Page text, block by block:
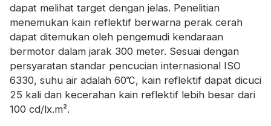
dapat melihat target dengan jelas. Penelitian
menemukan kain reflektif berwarna perak cerah
dapat ditemukan oleh pengemudi kendaraan
bermotor dalam jarak 300 meter. Sesuai dengan
persyaratan standar pencucian internasional ISO
6330, suhu air adalah 60℃, kain reflektif dapat dicuci
25 kali dan kecerahan kain reflektif lebih besar dari
100 cd/lx.m².